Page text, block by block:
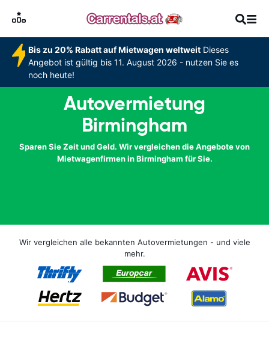
Bis zu 20% Rabatt auf Mietwagen weltweitDieses
Angebot ist gültig bis 11. August 2026 - nutzen Sie es
noch heute!
Autovermietung
Birmingham
Sparen Sie Zeit und Geld. Wir vergleichen die Angebote von
Mietwagenfirmen in Birmingham für Sie.
Wir vergleichen alle bekannten Autovermietungen - und viele
mehr.